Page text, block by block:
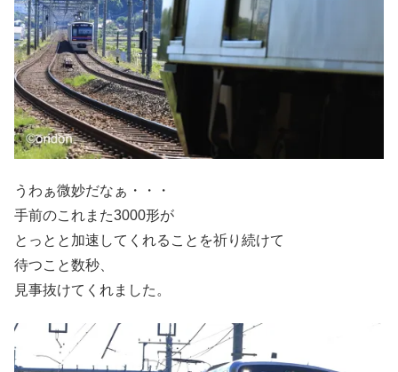
うわぁ微妙だなぁ・・・
手前のこれまた3000形が
とっとと加速してくれることを祈り続けて
待つこと数秒、
見事抜けてくれました。